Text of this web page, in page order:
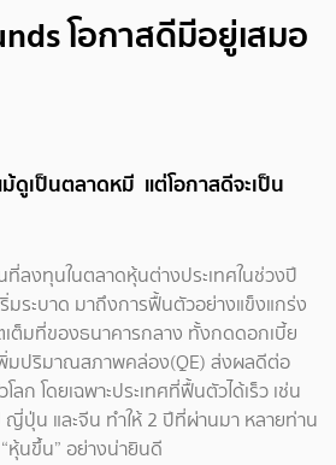
โอกาสดีมีอยู่เสมอ
ดูเป็นตลาดหมี แต่โอกาสดีจะเป็น
ลงทุนในตลาดหุ้นต่างประเทศในช่วงปี
มระบาด มาถึงการฟื้นตัวอย่างแข็งแกร่ง
ต็มที่ของธนาคารกลาง ทั้งกดดอกเบี้ย
พิ่มปริมาณสภาพคล่อง(QE) ส่งผลดีต่อ
ก โดยเฉพาะประเทศที่ฟื้นตัวได้เร็ว เช่น
ญี่ปุ่น และจีน ทำให้ 2 ปีที่ผ่านมา หลายท่าน
หุ้นขึ้น” อย่างน่ายินดี